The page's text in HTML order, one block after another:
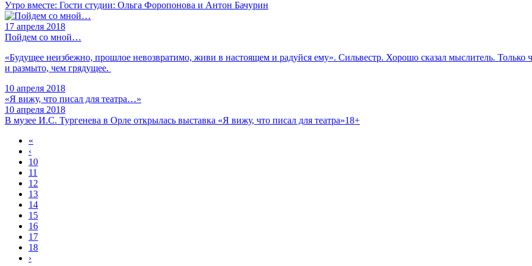
Утро вместе: Гости студии: Ольга Форопонова и Антон Бачурин
17 апреля 2018
Пойдем со мной…
«Будущее неизбежно, прошлое невозвратимо, живи в настоящем и радуйся ему». Сильвестр. Хорошо сказал мыслитель. Только
и размыто, чем грядущее.
10 апреля 2018
«Я вижу, что писал для театра…»
10 апреля 2018
В музее И.С. Тургенева в Орле открылась выставка «Я вижу, что писал для театра»18+
«
‹
10
11
12
13
14
15
16
17
18
›